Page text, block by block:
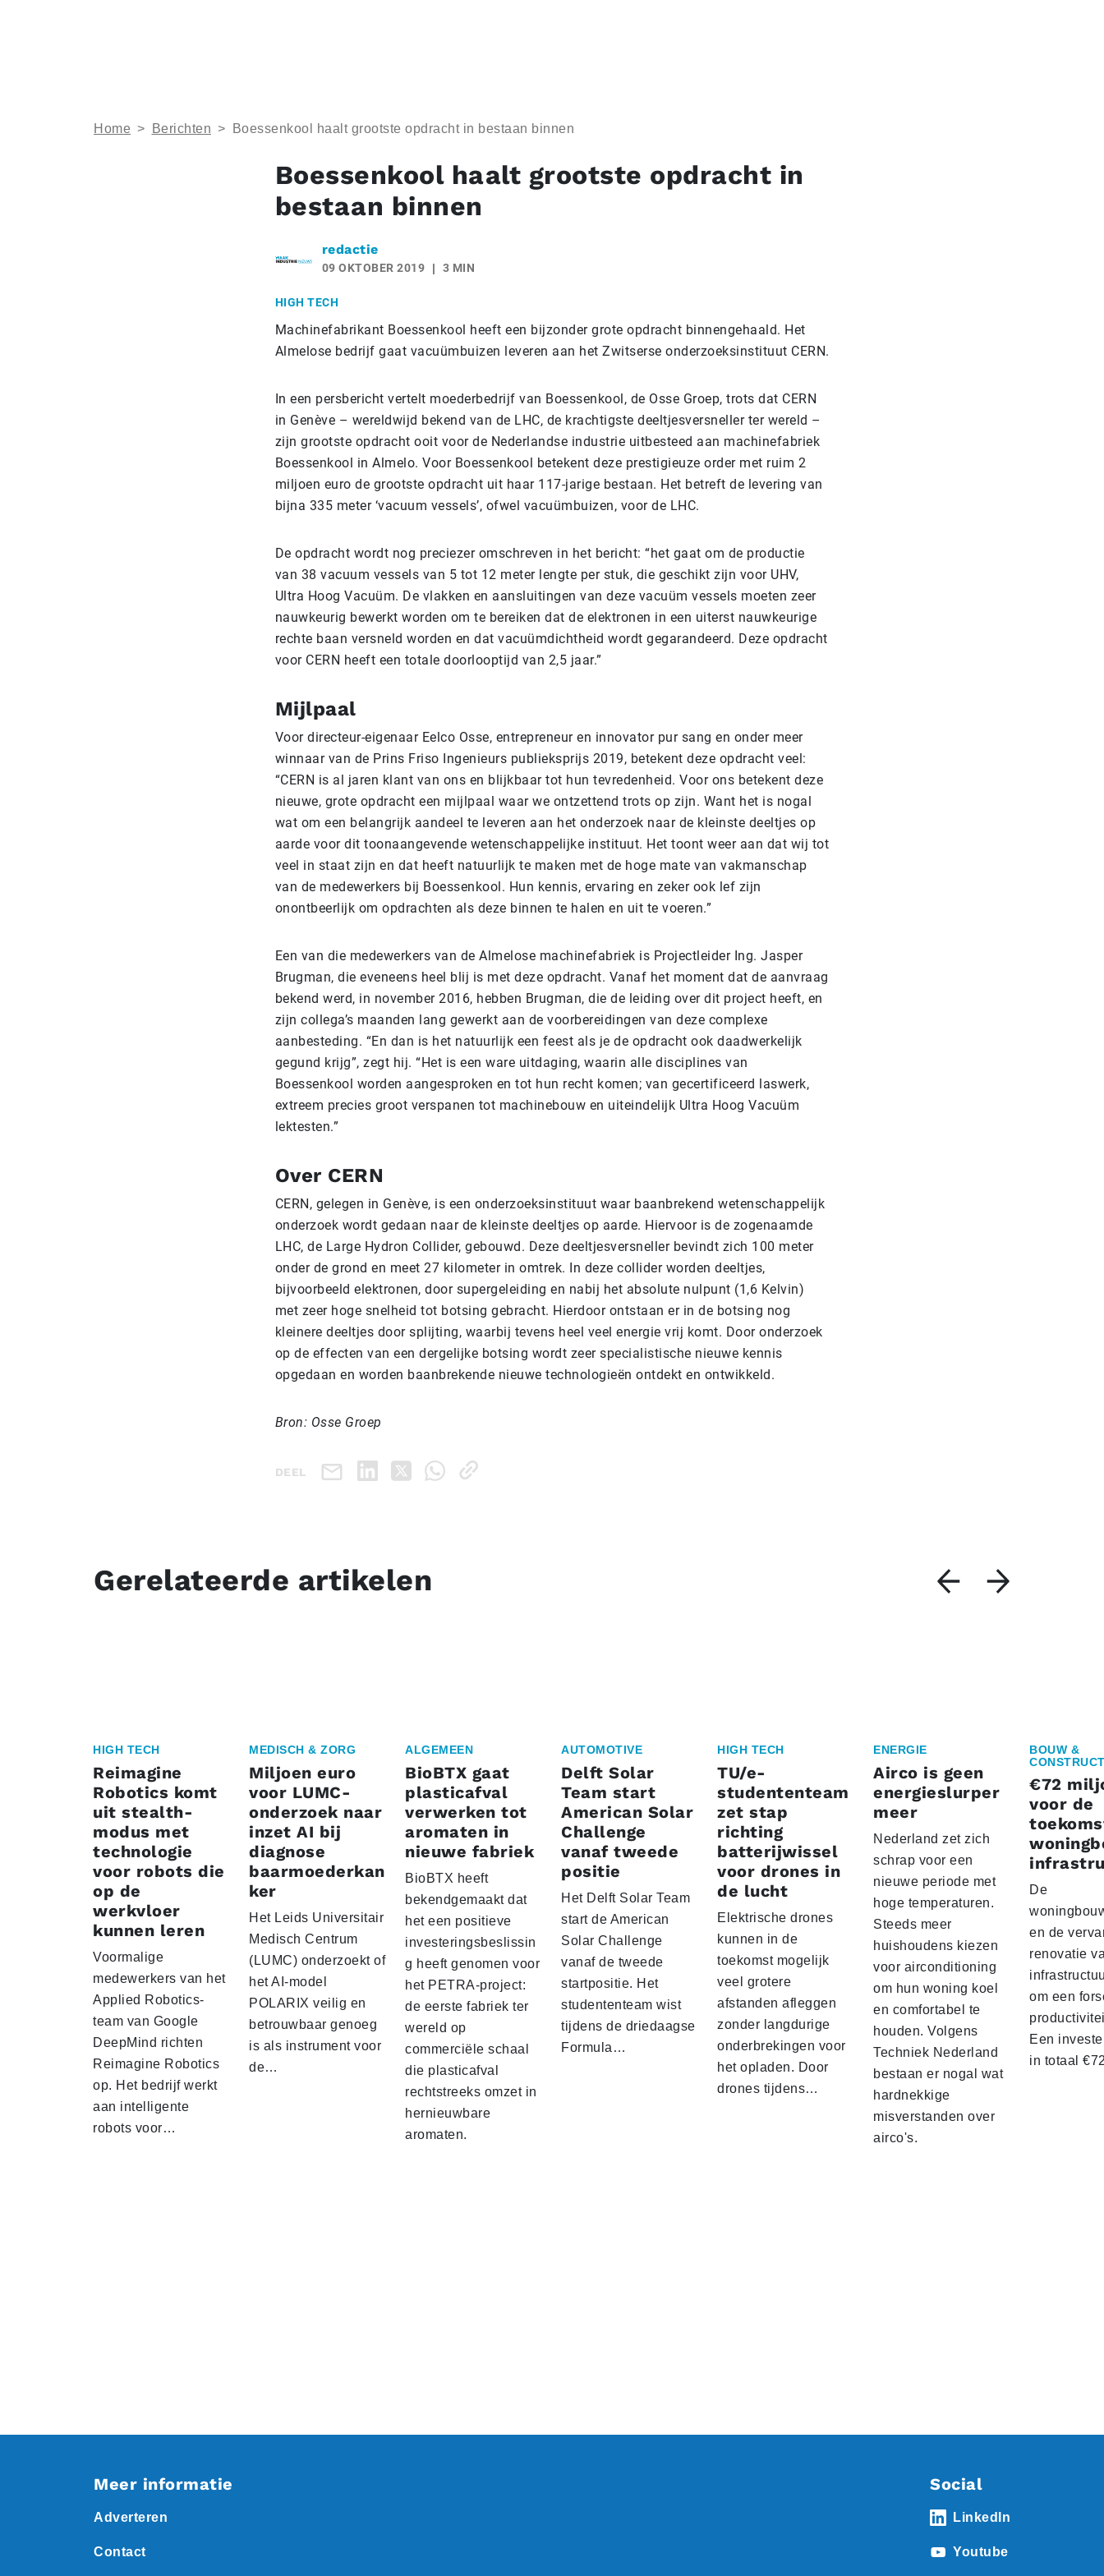
Home > Berichten > Boessenkool haalt grootste opdracht in bestaan binnen
Boessenkool haalt grootste opdracht in
bestaan binnen
redactie
09 OKTOBER 2019 3 MIN
HIGH TECH
Machinefabrikant Boessenkool heeft een bijzonder grote opdracht binnengehaald. Het
Almelose bedrijf gaat vacuümbuizen leveren aan het Zwitserse onderzoeksinstituut CERN.
In een persbericht vertelt moederbedrijf van Boessenkool, de Osse Groep, trots dat CERN
in Genève – wereldwijd bekend van de LHC, de krachtigste deeltjesversneller ter wereld –
zijn grootste opdracht ooit voor de Nederlandse industrie uitbesteed aan machinefabriek
Boessenkool in Almelo. Voor Boessenkool betekent deze prestigieuze order met ruim 2
miljoen euro de grootste opdracht uit haar 117-jarige bestaan. Het betreft de levering van
bijna 335 meter ‘vacuum vessels’, ofwel vacuümbuizen, voor de LHC.
De opdracht wordt nog preciezer omschreven in het bericht: “het gaat om de productie
van 38 vacuum vessels van 5 tot 12 meter lengte per stuk, die geschikt zijn voor UHV,
Ultra Hoog Vacuüm. De vlakken en aansluitingen van deze vacuüm vessels moeten zeer
nauwkeurig bewerkt worden om te bereiken dat de elektronen in een uiterst nauwkeurige
rechte baan versneld worden en dat vacuümdichtheid wordt gegarandeerd. Deze opdracht
voor CERN heeft een totale doorlooptijd van 2,5 jaar.”
Mijlpaal
Voor directeur-eigenaar Eelco Osse, entrepreneur en innovator pur sang en onder meer
winnaar van de Prins Friso Ingenieurs publieksprijs 2019, betekent deze opdracht veel:
“CERN is al jaren klant van ons en blijkbaar tot hun tevredenheid. Voor ons betekent deze
nieuwe, grote opdracht een mijlpaal waar we ontzettend trots op zijn. Want het is nogal
wat om een belangrijk aandeel te leveren aan het onderzoek naar de kleinste deeltjes op
aarde voor dit toonaangevende wetenschappelijke instituut. Het toont weer aan dat wij tot
veel in staat zijn en dat heeft natuurlijk te maken met de hoge mate van vakmanschap
van de medewerkers bij Boessenkool. Hun kennis, ervaring en zeker ook lef zijn
onontbeerlijk om opdrachten als deze binnen te halen en uit te voeren.”
Een van die medewerkers van de Almelose machinefabriek is Projectleider Ing. Jasper
Brugman, die eveneens heel blij is met deze opdracht. Vanaf het moment dat de aanvraag
bekend werd, in november 2016, hebben Brugman, die de leiding over dit project heeft, en
zijn collega’s maanden lang gewerkt aan de voorbereidingen van deze complexe
aanbesteding. “En dan is het natuurlijk een feest als je de opdracht ook daadwerkelijk
gegund krijg”, zegt hij. “Het is een ware uitdaging, waarin alle disciplines van
Boessenkool worden aangesproken en tot hun recht komen; van gecertificeerd laswerk,
extreem precies groot verspanen tot machinebouw en uiteindelijk Ultra Hoog Vacuüm
lektesten.”
Over CERN
CERN, gelegen in Genève, is een onderzoeksinstituut waar baanbrekend wetenschappelijk
onderzoek wordt gedaan naar de kleinste deeltjes op aarde. Hiervoor is de zogenaamde
LHC, de Large Hydron Collider, gebouwd. Deze deeltjesversneller bevindt zich 100 meter
onder de grond en meet 27 kilometer in omtrek. In deze collider worden deeltjes,
bijvoorbeeld elektronen, door supergeleiding en nabij het absolute nulpunt (1,6 Kelvin)
met zeer hoge snelheid tot botsing gebracht. Hierdoor ontstaan er in de botsing nog
kleinere deeltjes door splijting, waarbij tevens heel veel energie vrij komt. Door onderzoek
op de effecten van een dergelijke botsing wordt zeer specialistische nieuwe kennis
opgedaan en worden baanbrekende nieuwe technologieën ontdekt en ontwikkeld.
Bron: Osse Groep
DEEL
Gerelateerde artikelen
HIGH TECH
Reimagine
Robotics komt
uit stealth-
modus met
technologie
voor robots die
op de
werkvloer
kunnen leren
Voormalige
medewerkers van het
Applied Robotics-
team van Google
DeepMind richten
Reimagine Robotics
op. Het bedrijf werkt
aan intelligente
robots voor…
MEDISCH & ZORG
Miljoen euro
voor LUMC-
onderzoek naar
inzet AI bij
diagnose
baarmoederkan
ker
Het Leids Universitair
Medisch Centrum
(LUMC) onderzoekt of
het AI-model
POLARIX veilig en
betrouwbaar genoeg
is als instrument voor
de…
ALGEMEEN
BioBTX gaat
plasticafval
verwerken tot
aromaten in
nieuwe fabriek
BioBTX heeft
bekendgemaakt dat
het een positieve
investeringsbeslissin
g heeft genomen voor
het PETRA-project:
de eerste fabriek ter
wereld op
commerciële schaal
die plasticafval
rechtstreeks omzet in
hernieuwbare
aromaten.
AUTOMOTIVE
Delft Solar
Team start
American Solar
Challenge
vanaf tweede
positie
Het Delft Solar Team
start de American
Solar Challenge
vanaf de tweede
startpositie. Het
studententeam wist
tijdens de driedaagse
Formula…
HIGH TECH
TU/e-
studententeam
zet stap
richting
batterijwissel
voor drones in
de lucht
Elektrische drones
kunnen in de
toekomst mogelijk
veel grotere
afstanden afleggen
zonder langdurige
onderbrekingen voor
het opladen. Door
drones tijdens…
ENERGIE
Airco is geen
energieslurper
meer
Nederland zet zich
schrap voor een
nieuwe periode met
hoge temperaturen.
Steeds meer
huishoudens kiezen
voor airconditioning
om hun woning koel
en comfortabel te
houden. Volgens
Techniek Nederland
bestaan er nogal wat
hardnekkige
misverstanden over
airco's.
BOUW &
€72
voor de
De
en de
renovatie
om een
Een
in totaal
Meer informatie
Adverteren
Contact
Social
LinkedIn
Youtube